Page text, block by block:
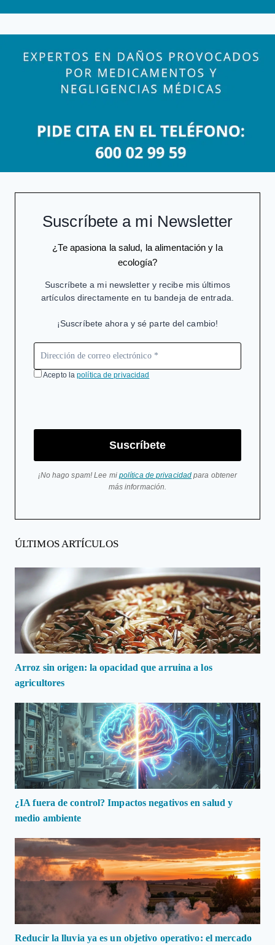
Suscríbete a mi Newsletter
¿Te apasiona la salud, la alimentación y la
ecología?
Suscríbete a mi newsletter y recibe mis últimos
artículos directamente en tu bandeja de entrada.
¡Suscríbete ahora y sé parte del cambio!
Acepto lapolítica de privacidad
Suscríbete
¡No hago spam! Lee mi política de privacidad para obtener
más información.
ÚLTIMOS ARTÍCULOS
Arroz sin origen: la opacidad que arruina a los
agricultores
¿IA fuera de control? Impactos negativos en salud y
medio ambiente
Reducir la lluvia ya es un objetivo operativo: el mercado